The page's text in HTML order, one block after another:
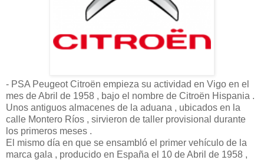
- PSA Peugeot Citroën empieza su actividad en Vigo en el
mes de Abril de 1958 , bajo el nombre de Citroën Hispania .
Unos antiguos almacenes de la aduana , ubicados en la
calle Montero Ríos , sirvieron de taller provisional durante
los primeros meses .
El mismo día en que se ensambló el primer vehículo de la
marca gala , producido en España el 10 de Abril de 1958 ,